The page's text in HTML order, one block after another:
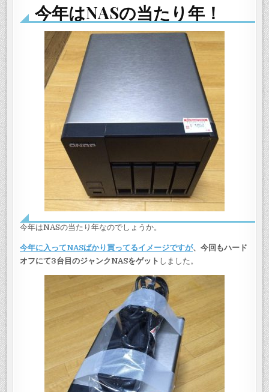
今年はNASの当たり年！
今年はNASの当たり年なのでしょうか。
今年に入ってNASばかり買ってるイメージですが、今回もハード
オフにて3台目のジャンクNASをゲット しました。